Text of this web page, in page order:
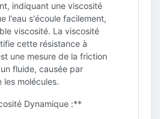
indiquant une viscosité
l'eau s'écoule facilement,
viscosité. La viscosité
cette résistance à
une mesure de la friction
fluide, causée par
les molécules.
Dynamique :**